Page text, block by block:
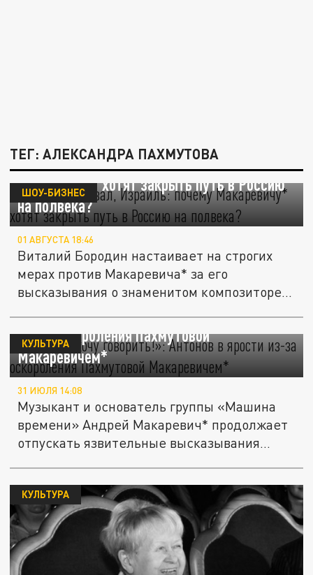
ТЕГ: АЛЕКСАНДРА ПАХМУТОВА
Чемодан, вокзал, Израиль: почему
Макаревичу* хотят закрыть путь в Россию
на полвека?
ШОУ-БИЗНЕС
01 АВГУСТА 18:46
Виталий Бородин настаивает на строгих
мерах против Макаревича* за его
высказывания о знаменитом композиторе...
«Даже не хочу говорить!»: Антонов в ярости
из-за оскорбления Пахмутовой
Макаревичем*
КУЛЬТУРА
31 ИЮЛЯ 14:08
Музыкант и основатель группы «Машина
времени» Андрей Макаревич* продолжает
отпускать язвительные высказывания...
КУЛЬТУРА